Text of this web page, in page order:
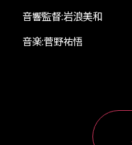
音響監督:岩浪美和
音楽:菅野祐悟